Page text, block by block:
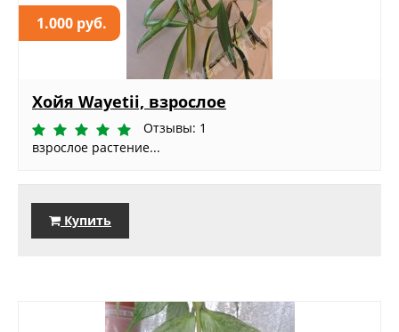
1.000 руб.
Хойя Wayetii, взрослое
Отзывы: 1
взрослое растение...
Купить